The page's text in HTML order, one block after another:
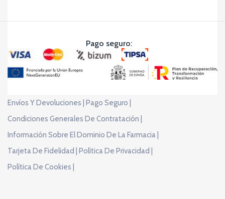
Pago seguro:
Envíos Y Devoluciones | Pago Seguro |
Condiciones Generales De Contratación |
Información Sobre El Dominio De La Farmacia |
Tarjeta De Fidelidad |
Política De Privacidad |
Política De Cookies |